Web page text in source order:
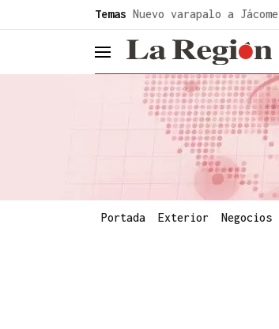
Temas Nuevo varapalo a Jácome
header.menu.open
Portada Exterior Negocios